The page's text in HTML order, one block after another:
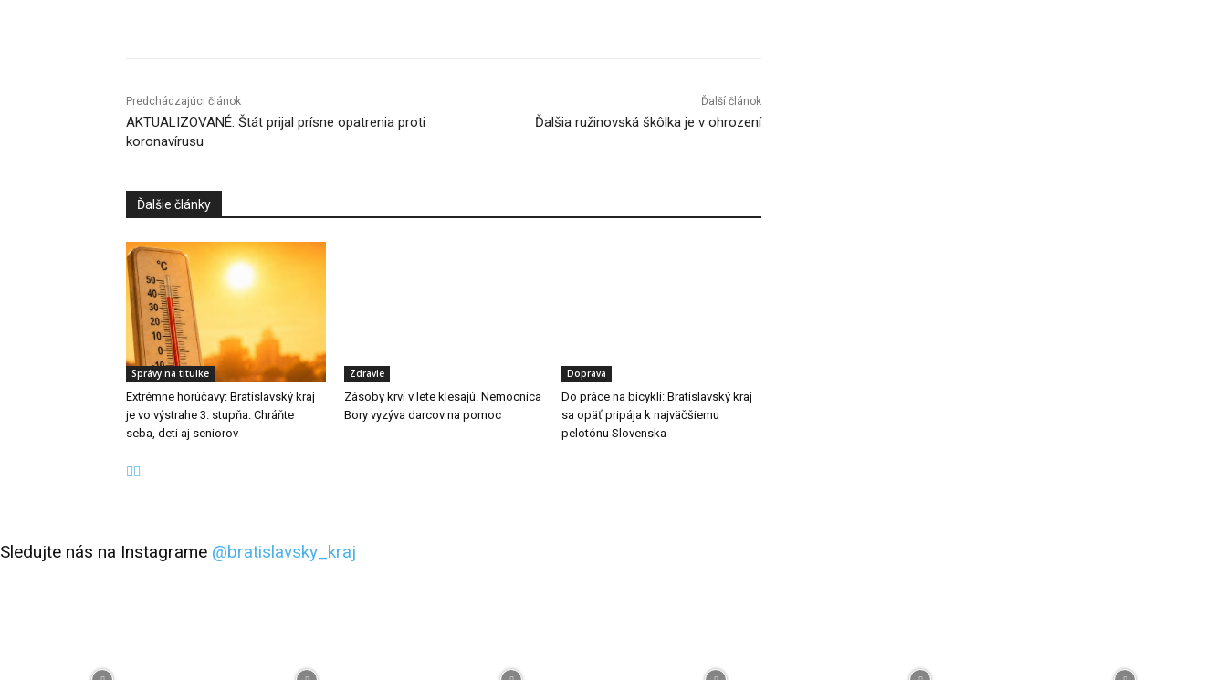
Predchádzajúci článok
AKTUALIZOVANÉ: Štát prijal prísne opatrenia proti
koronavírusu
Ďalší článok
Ďalšia ružinovská škôlka je v ohrození
Ďalšie články
Správy na titulke
Extrémne horúčavy: Bratislavský kraj
je vo výstrahe 3. stupňa. Chráňte
seba, deti aj seniorov
Zdravie
Zásoby krvi v lete klesajú. Nemocnica
Bory vyzýva darcov na pomoc
Doprava
Do práce na bicykli: Bratislavský kraj
sa opäť pripája k najväčšiemu
pelotónu Slovenska
Sledujte nás na Instagrame @bratislavsky_kraj